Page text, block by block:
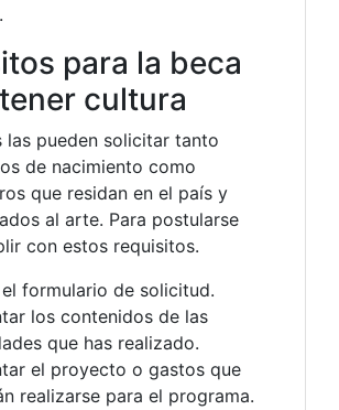
para la beca
cultura
las pueden solicitar tanto
de nacimiento como
que residan en el país y
al arte. Para postularse
con estos requisitos.
el formulario de solicitud.
los contenidos de las
que has realizado.
el proyecto o gastos que
realizarse para el programa.